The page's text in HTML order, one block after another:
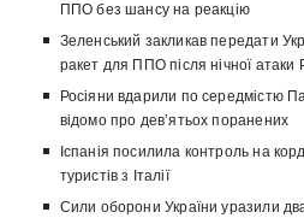
ППО без шансу на реакцію
Зеленський закликав передати
ракет для ППО після нічної атаки
Росіяни вдарили по середмістю
відомо про девʼятьох поранених
Іспанія посилила контроль на
туристів з Італії
Сили оборони України уразили